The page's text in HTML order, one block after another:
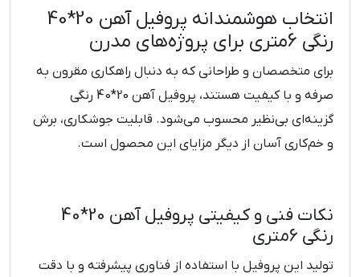
انتخاب هوشمندانه پروفیل آهن 20*40
رنگی 6متری برای پروژه‌های مدرن
برای متخصصان و طراحانی که به دنبال راهکاری مقرون به
صرفه و با کیفیت هستند، پروفیل آهن 20*40 رنگی
گزینه‌ای بی‌نظیر محسوب می‌شود. قابلیت جوشکاری، برش
و خم‌کاری آسان از دیگر مزایای این محصول است.
نکات فنی و کیفیتی پروفیل آهن 20*40
رنگی 6متری
تولید این پروفیل با استفاده از فناوری پیشرفته و با دقت